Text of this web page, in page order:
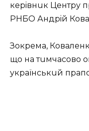
кeрiвнuк Цeнтру
РНБО Андрiй
Зокрeма,
що на тuмчасово
українськuй